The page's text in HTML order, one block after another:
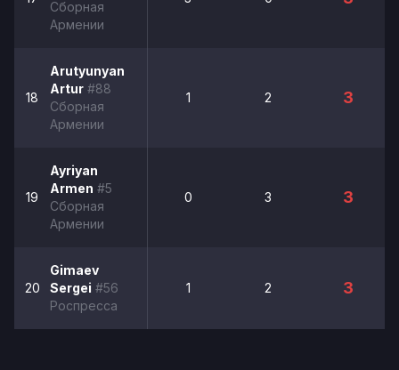
Сборная
Армении
18
Arutyunyan
Artur #88
Сборная
Армении
1 2 3
19
Ayriyan
Armen #5
Сборная
Армении
0 3 3
20
Gimaev
Sergei #56
Роспресса
1 2 3